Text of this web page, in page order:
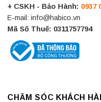
+ CSKH - Bảo Hành: 0937
E-mail: info@habico.vn
Mã Số Thuế: 0311757794
CHĂM SÓC KHÁCH